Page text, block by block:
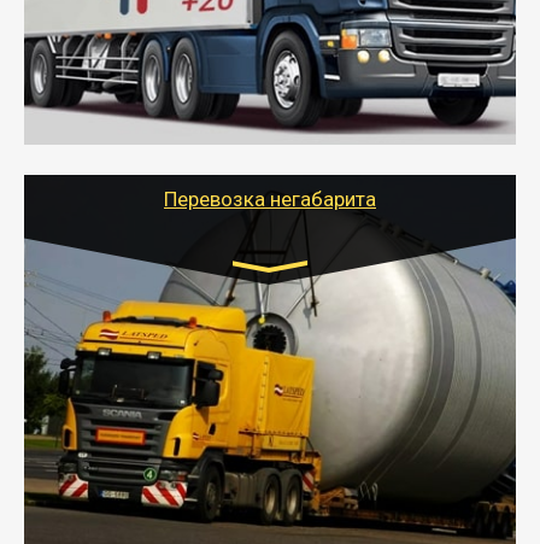
- Рефрижераторные перевозки грузов с
соблюдением температурного режима, работающим
термописцем, санитарной обработкой кузова и мед.
книжкой у водителя.
- Тайгер Логистик поможет быстро перевезти
скоропортящиеся продукты в любой город России с
Перевозка негабарита
Цена за км. Рассчитывается
индивидуально
- Перевозка техники и негабаритных грузов
осуществляется после получения разрешения на
перевозку (обычно 7-14 дней).
- Тайгер Логистик в короткие сроки поможет вам
качественно и безопасно перевезти негабаритные
грузы по всей России тралом, манипулятором и
другим транспортом и подобрать оптимальный